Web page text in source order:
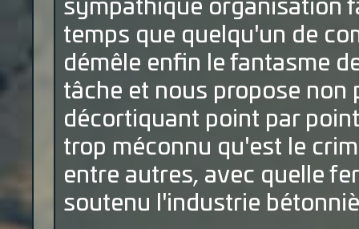
sympathique organisation
temps que quelqu'un de
démêle enfin le fantasme
tâche et nous propose non
décortiquant point par
trop méconnu qu'est le
entre autres, avec quelle
soutenu l'industrie